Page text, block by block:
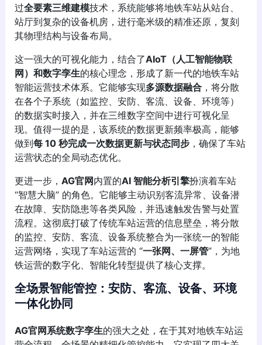
过全要素三维建模技术，系统能够将地铁车站从站台、
站厅到复杂的设备机房，进行毫米级的精准还原，复刻
其物理结构与设备布局。
这一强大的可视化能力，结合了AIoT（人工智能物联
网）和数字孪生的核心理念，形成了新一代的地铁车站
智能运营技术体系。它能够实现多源数据融合，将分散
在各个子系统（如监控、安防、客流、设备、环境等）
的数据实时接入，并在三维数字空间中进行可视化呈
现。值得一提的是，该系统的数据更新频率极高，能够
做到每 10 秒完成一次数据更新与状态同步，确保了车站
运营状态的全局动态优化。
更进一步， AG官网内置的AI 智能分析引擎扮演着车站
“智慧大脑” 的角色。它能够主动识别客流异常、设备潜
在故障、安防隐患等各类风险，并迅速触发告警与处置
流程。这彻底打破了传统车站运营的信息壁垒，将分散
的监控、安防、客流、设备系统整合为一张统一的智能
运营网络，实现了车站运营的 “一张网、一屏管”，为地
铁运营的数字化、智能化转型提供了核心支撑。
全场景智能管控：安防、客流、设备、环境
一体化协同
AG官网系统数字孪生的强大之处，在于其对地铁车站运